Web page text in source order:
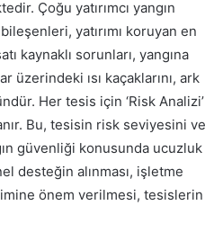
Çoğu yatırımcı yangın
yatırımı koruyan en
kaynaklı sorunları, yangına
ısı kaçaklarını, ark
Her tesis için ‘Risk Analizi’
Bu, tesisin risk seviyesini ve
güvenliği konusunda ucuzluk
desteğin alınması, işletme
önem verilmesi, tesislerin